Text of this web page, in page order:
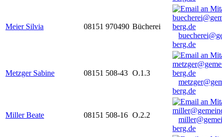
Meier Silvia 08151 970490 Bücherei
berg.de
Metzger Sabine 08151 508-43 O.1.3
berg.de
Miller Beate 08151 508-16 O.2.2
berg.de